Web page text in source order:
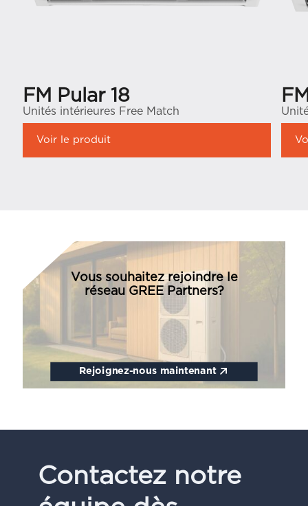
FM Pular 18
Unités intérieures Free Match
Voir le produit
Rejoignez-nous maintenant
Vous souhaitez rejoindre le
réseau GREE Partners?
Contactez notre